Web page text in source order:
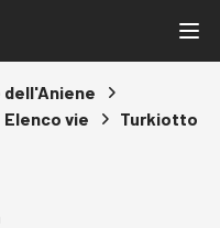
dell'Aniene
Elenco vie Turkiotto